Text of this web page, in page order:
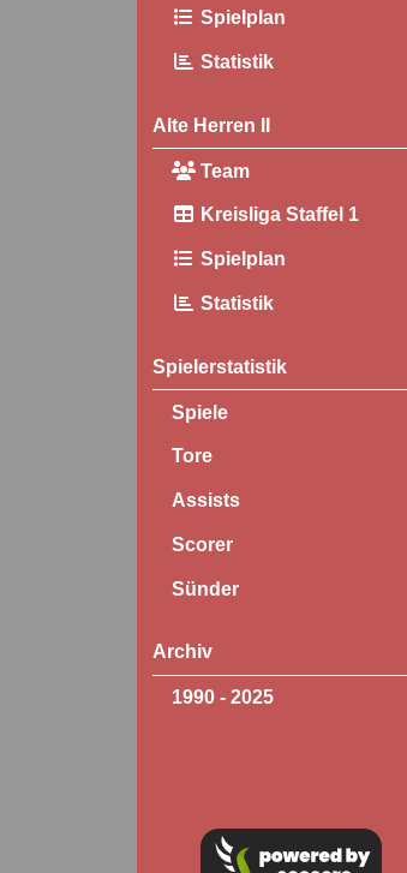
Spielplan
Statistik
Alte Herren II
Team
Kreisliga Staffel 1
Spielplan
Statistik
Spielerstatistik
Spiele
Tore
Assists
Scorer
Sünder
Archiv
1990 - 2025